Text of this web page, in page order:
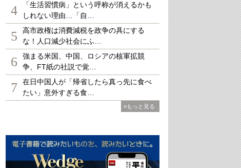
4
「生活習慣病」という呼称が消えるかも
しれない理由…「自…
5
高市政権は消費減税を政争の具にする
な！人口減少社会にふ…
6
強まる米国、中国、ロシアの核軍拡競
争、FT紙の社説で覚…
7
在日中国人が「帰省したら真っ先に食べ
たい」意外すぎる食…
»もっと見る